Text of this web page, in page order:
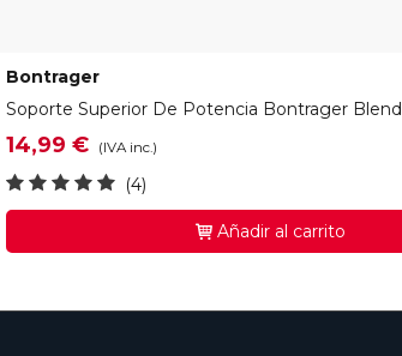
Bontrager
Soporte Superior De Potencia Bontrager
14,99 € (IVA inc.)
(4)
Añadir al carrito